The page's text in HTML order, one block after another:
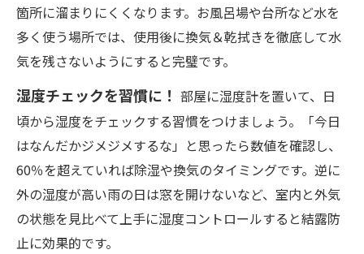
箇所に溜まりにくくなります。お風呂場や台所など水を
多く使う場所では、使用後に換気＆乾拭きを徹底して水
気を残さないようにすると完璧です。
湿度チェックを習慣に！ 部屋に湿度計を置いて、日
頃から湿度をチェックする習慣をつけましょう。「今日
はなんだかジメジメするな」と思ったら数値を確認し、
60％を超えていれば除湿や換気のタイミングです。逆に
外の湿度が高い雨の日は窓を開けないなど、室内と外気
の状態を見比べて上手に湿度コントロールすると結露防
止に効果的です。